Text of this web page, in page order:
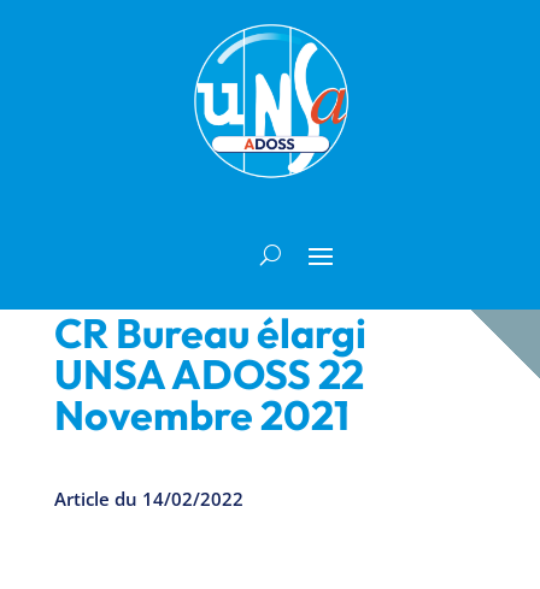
CR Bureau élargi
UNSA ADOSS 22
Novembre 2021
Article du 14/02/2022